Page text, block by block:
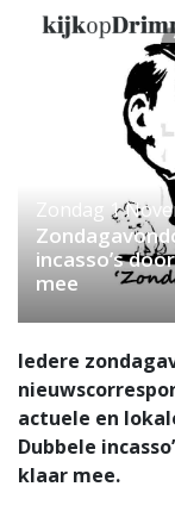
Zondag 1
incasso’s
mee
Iedere
actuele en
Dubbele
klaar mee.